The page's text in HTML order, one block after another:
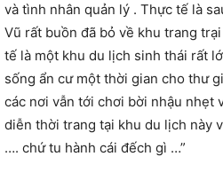
và tình nhân quản lý . Thực tế là
Vũ rất buồn đã bỏ về khu trang
tế là một khu du lịch sinh thái rất
sống ẩn cư một thời gian cho thư
các nơi vẫn tới chơi bời nhậu nhẹt
diễn thời trang tại khu du lịch này
…. chứ tu hành cái đếch gì …”